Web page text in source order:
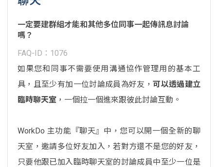
一定要建群組才能和其他多位同事一起傳訊息討論
嗎？
FAQ-ID：1076
如果您和同事不需要使用溝通協作管理用的基本工
具，且至少有加一位討論成員為好友，可以透過建立
臨時聊天室 ，一個拉一個進來跟彼此討論互動。
WorkDo 主功能『聊天』中，您可以開一個全新的聊
天室，邀請多位好友加入，若對方還不是您的好友，
只要他跟已加入臨時聊天室的討論成員中至少一位是